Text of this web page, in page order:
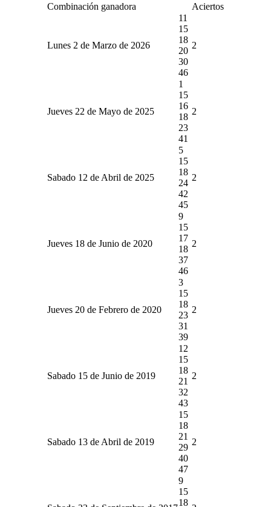
Combinación ganadora Aciertos
Lunes 2 de Marzo de 2026
11
15
18
20
30
46
2
Jueves 22 de Mayo de 2025
1
15
16
18
23
41
2
Sabado 12 de Abril de 2025
5
15
18
24
42
45
2
Jueves 18 de Junio de 2020
9
15
17
18
37
46
2
Jueves 20 de Febrero de 2020
3
15
18
23
31
39
2
Sabado 15 de Junio de 2019
12
15
18
21
32
43
2
Sabado 13 de Abril de 2019
15
18
21
29
40
47
2
9
15
18